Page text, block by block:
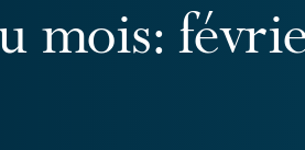
mois: